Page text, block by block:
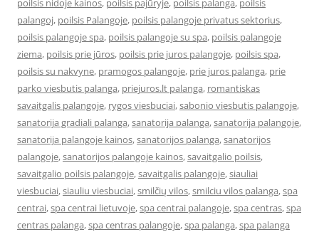
poilsis nidoje kainos, poilsis pajūryje, poilsis palanga, poilsis
palangoj, poilsis Palangoje, poilsis palangoje privatus sektorius,
poilsis palangoje spa, poilsis palangoje su spa, poilsis palangoje
ziema, poilsis prie jūros, poilsis prie juros palangoje, poilsis spa,
poilsis su nakvyne, pramogos palangoje, prie juros palanga, prie
parko viesbutis palanga, priejuros.lt palanga, romantiskas
savaitgalis palangoje, rygos viesbuciai,sabonio viesbutis palangoje,
sanatorija gradiali palanga,sanatorija palanga,sanatorija palangoje,
sanatorija palangoje kainos,sanatorijos palanga,sanatorijos
palangoje,sanatorijos palangoje kainos,savaitgalio poilsis,
savaitgalio poilsis palangoje,savaitgalis palangoje,siauliai
viesbuciai,siauliu viesbuciai,smilčių vilos,smilciu vilos palanga,spa
centrai,spa centrai lietuvoje,spa centrai palangoje,spa centras,spa
centras palanga,spa centras palangoje,spa palanga,spa palanga